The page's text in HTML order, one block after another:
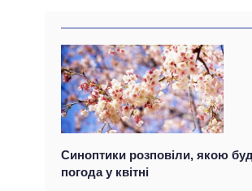
Синоптики розповіли, якою
погода у квітні